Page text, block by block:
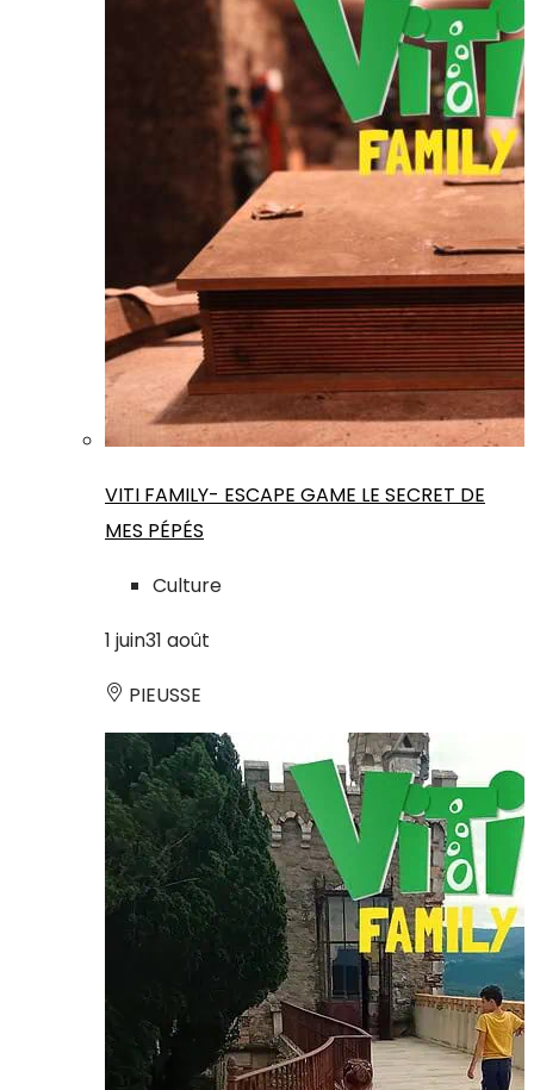
VITI FAMILY- ESCAPE GAME LE SECRET DE
MES PÉPÉS
Culture
1 juin31 août
PIEUSSE